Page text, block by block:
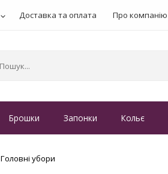
Доставка та оплата Про компанію
Брошки Запонки Кольє
Головні убори